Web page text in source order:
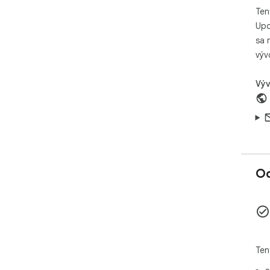
sa